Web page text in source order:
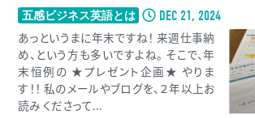
五感ビジネス英語とは DEC 21, 2024
あっというまに年末ですね！ 来週仕事納
め、という方も多いですよね。 そこで、年
末恒例の ★プレゼント企画★ やりま
す！！ 私のメールやブログを、２年以上お
読み くださって...